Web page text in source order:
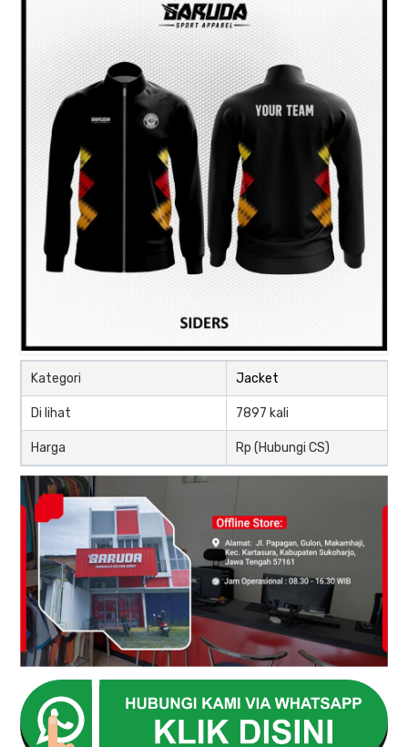
Kategori Jacket
Di lihat 7897 kali
Harga Rp (Hubungi CS)